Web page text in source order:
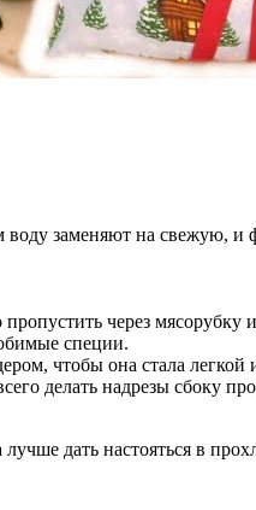
заменяют на свежую, и
через мясорубку
специи.
чтобы она стала легкой
делать надрезы сбоку
дать настояться в